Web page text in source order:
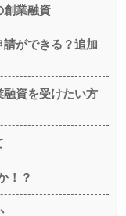
創業融資
請ができる？追加
資を受けたい方
！？